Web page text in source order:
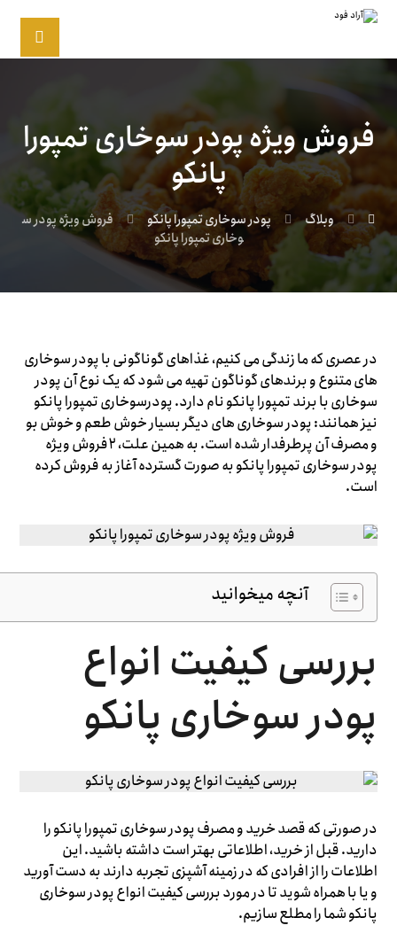
فروش ویژه پودر سوخاری تمپورا
پانکو
وبلاگ پودر سوخاری تمپورا پانکو
فروش ویژه پودر س
وخاری تمپورا پانکو
در عصری که ما زندگی می کنیم، غذاهای گوناگونی با پودر سوخاری
های متنوع و برندهای گوناگون تهیه می شود که یک نوع آن پودر
سوخاری با برند تمپورا پانکو نام دارد. پودرسوخاری تمپورا پانکو
نیز همانند: پودر سوخاری های دیگر بسیار خوش طعم و خوش بو
و مصرف آن پرطرفدار شده است. به همین علت، ۲فروش ویژه
پودر سوخاری تمپورا پانکو به صورت گسترده آغاز به فروش کرده
است.
آنچه میخوانید
بررسی کیفیت انواع
پودر سوخاری پانکو
در صورتی که قصد خرید و مصرف پودر سوخاری تمپورا پانکو را
دارید. قبل از خرید، اطلاعاتی بهتر است داشته باشید. این
اطلاعات را از افرادی که در زمینه آشپزی تجربه دارند به دست آورید
و یا با همراه شوید تا در مورد بررسی کیفیت انواع پودر سوخاری
پانکو شما را مطلع سازیم.